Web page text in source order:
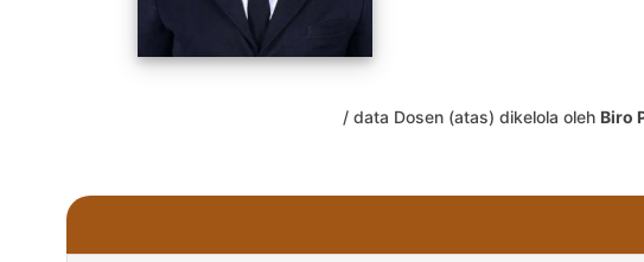
/ data Dosen (atas) dikelola oleh Biro